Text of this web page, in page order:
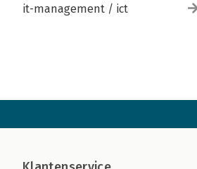
it-management / ict